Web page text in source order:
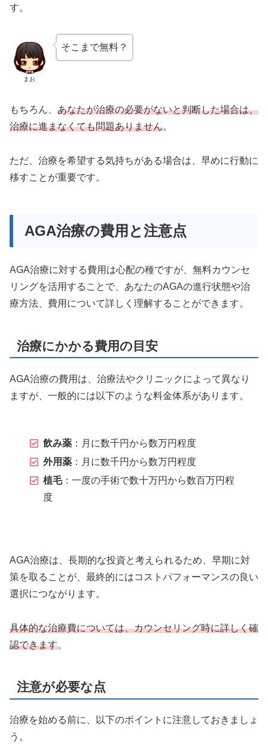
す。
まお
そこまで無料？
もちろん、 あなたが治療の必要がないと判断した場合は、
治療に進まなくても問題ありません。
ただ、治療を希望する気持ちがある場合は、早めに行動に
移すことが重要です。
AGA治療の費用と注意点
AGA治療に対する費用は心配の種ですが、無料カウンセ
リングを活用することで、あなたのAGAの進行状態や治
療方法、費用について詳しく理解することができます。
治療にかかる費用の目安
AGA治療の費用は、治療法やクリニックによって異なり
ますが、一般的には以下のような料金体系があります。
飲み薬 ：月に数千円から数万円程度
外用薬 ：月に数千円から数万円程度
植毛：一度の手術で数十万円から数百万円程
度
AGA治療は、長期的な投資と考えられるため、早期に対
策を取ることが、最終的にはコストパフォーマンスの良い
選択につながります。
具体的な治療費については、カウンセリング時に詳しく確
認できます。
注意が必要な点
治療を始める前に、以下のポイントに注意しておきましょ
う。